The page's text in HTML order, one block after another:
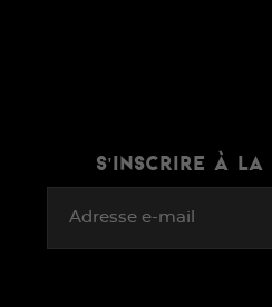
S'INSCRIRE À LA
Adresse e-mail